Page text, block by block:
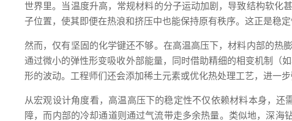
世界里。当温度升高，常规材料的分子运动加剧，导致结构软
子位置，使其即便在热浪和挤压中也能保持原有秩序。这正是稳
然而，仅有坚固的化学键还不够。在高温高压下，材料内部的热
通过微小的弹性形变吸收外部能量，同时借助精细的相变机制（
形的波动。工程师们还会添加稀土元素或优化热处理工艺，进一步
从宏观设计角度看，高温高压下的稳定性不仅依赖材料本身，
障，而内部的冷却通道则通过气流带走多余热量。类似地，深